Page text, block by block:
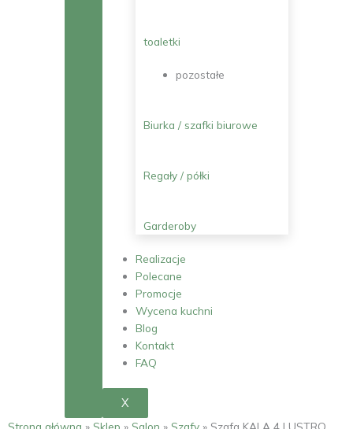
toaletki
pozostałe
Biurka / szafki biurowe
Regały / półki
Garderoby
Realizacje
Polecane
Promocje
Wycena kuchni
Blog
Kontakt
FAQ
X
Strona główna » Sklep » Salon » Szafy » Szafa KALA 4 LUSTRO